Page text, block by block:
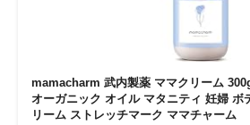
経営リーダーのコミュニティ
マーケ×ITの今がよく分かる
mamacharm 武内製薬 ママクリーム
オーガニック オイル マタニティ 妊婦 ボ
リーム ストレッチマーク ママチャーム